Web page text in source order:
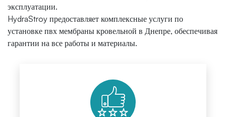
эксплуатации.
HydraStroy предоставляет комплексные услуги по
установке пвх мембраны кровельной в Днепре, обеспечивая
гарантии на все работы и материалы.